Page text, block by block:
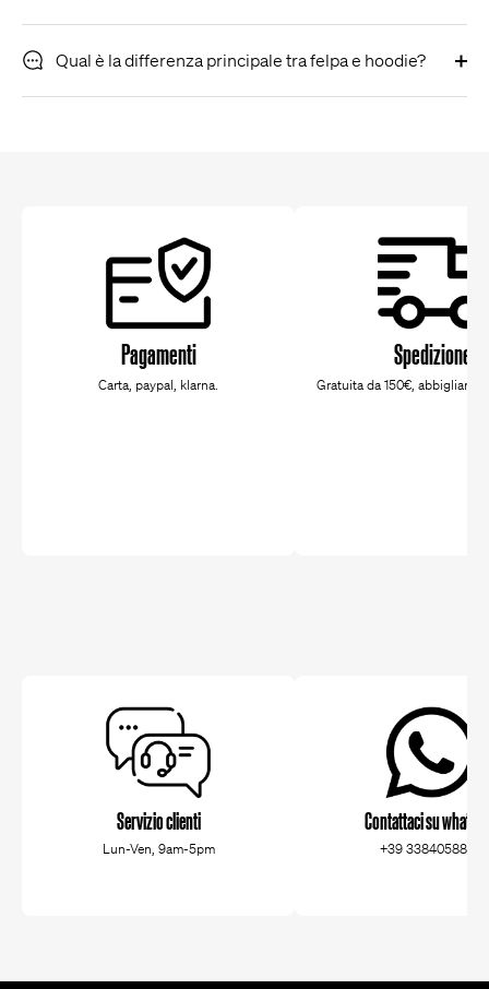
Qual è la differenza principale tra felpa e hoodie?
Pagamenti
Carta, paypal, klarna.
Spedizione
Gratuita da 150€,
Servizio clienti
Lun-Ven, 9am-5pm
Contattaci su
+39 3384058829